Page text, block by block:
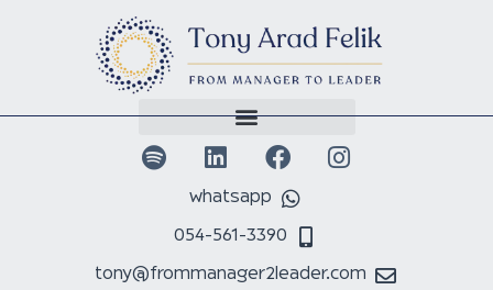
whatsapp
054-561-3390
tony@frommanager2leader.com